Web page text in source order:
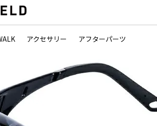
アクセサリー アフターパーツ